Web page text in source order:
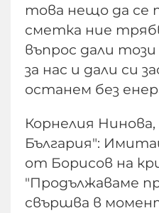
това нещо да се
сметка ние
въпрос дали
за нас и дали си
останем без
Корнелия
България":
от Борисов на
"Продължаваме
свършва в